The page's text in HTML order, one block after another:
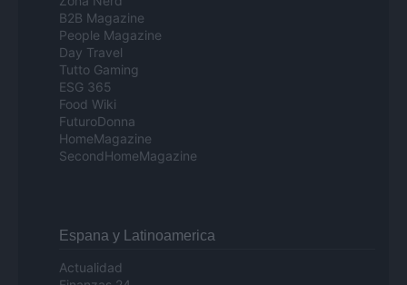
B2B Magazine
People Magazine
Day Travel
Tutto Gaming
ESG 365
Food Wiki
FuturoDonna
HomeMagazine
SecondHomeMagazine
Espana y Latinoamerica
Actualidad